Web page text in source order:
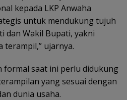
kepada LKP Anwaha
untuk mendukung tujuh
dan Wakil Bupati, yakni
terampil,” ujarnya.
formal saat ini perlu didukung
yang sesuai dengan
dunia usaha.